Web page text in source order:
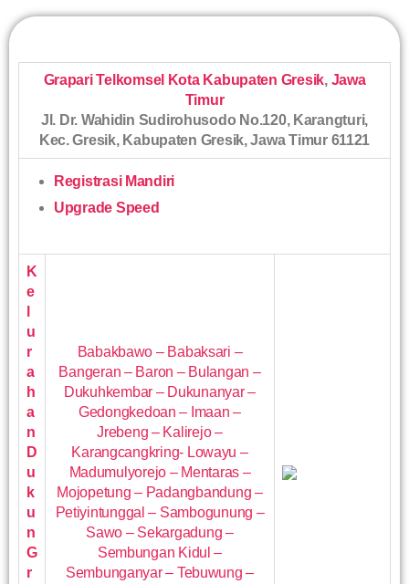
Grapari Telkomsel Kota Kabupaten Gresik, Jawa
Timur
Jl. Dr. Wahidin Sudirohusodo No.120, Karangturi,
Kec. Gresik, Kabupaten Gresik, Jawa Timur 61121
Registrasi Mandiri
Upgrade Speed
K
e
u
r
a
h
a
n
D
u
k
u
n
G
r
Babakbawo – Babaksari –
Bangeran – Baron – Bulangan –
Dukuhkembar – Dukunanyar –
Gedongkedoan – Imaan –
Jrebeng – Kalirejo –
Karangcangkring- Lowayu –
Madumulyorejo – Mentaras –
Mojopetung – Padangbandung –
Petiyintunggal – Sambogunung –
Sawo – Sekargadung –
Sembungan Kidul –
Sembunganyar – Tebuwung –